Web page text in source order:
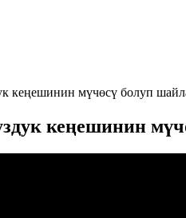
кеңешинин мүчөсү болуп
кеңешинин